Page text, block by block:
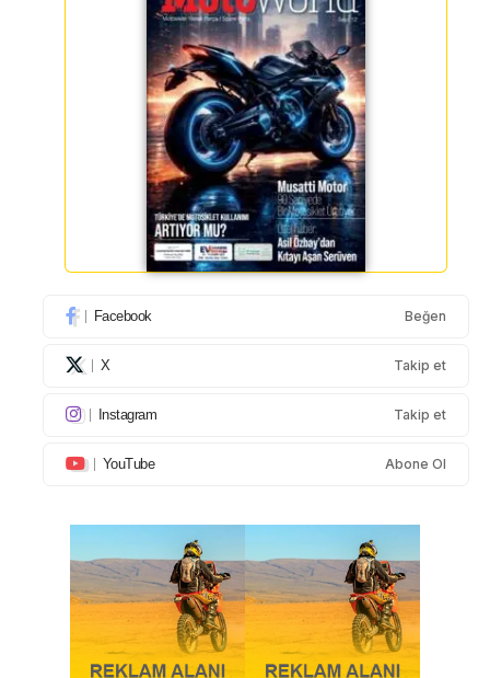
Facebook Beğen
X Takip et
Instagram Takip et
YouTube Abone Ol